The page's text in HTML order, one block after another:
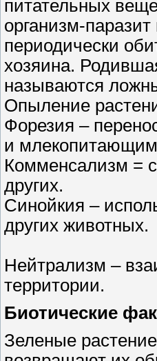
питательных
организм-
периодически
хозяина.
называются
Опыление
Форезия –
и
Комменсализм =
других.
Синойкия –
других животных.
Нейтрализм –
территории.
Биотические
Зеленые